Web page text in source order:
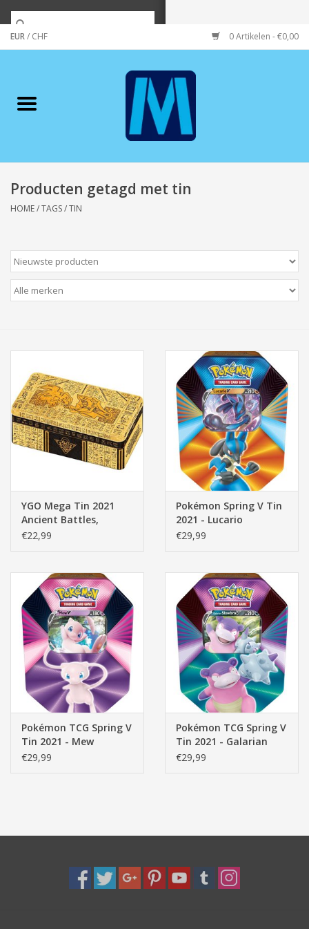
EUR/ CHF 0 Artikelen - €0,00
Merken
Wonen/koken/huishouden
Wenskaarten
Zeeuws/Streek
Boeken
Elektra
Baby & Peuter
Speelgoed & hobby
Cadeau & feest
Contact/Locatie
Veiligheid
Pasen
Producten getagd met tin
HOME/TAGS/TIN
YGO Mega Tin 2021
Ancient Battles,
Pharao's Gods
€22,99
Pokémon Spring V Tin
2021 - Lucario
€29,99
Pokémon TCG Spring V
Tin 2021 - Mew
€29,99
Pokémon TCG Spring V
Tin 2021 - Galarian
Slowbro
€29,99